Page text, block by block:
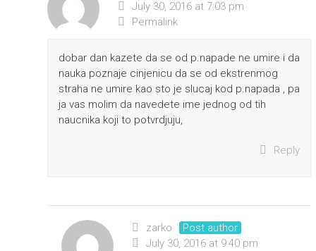
July 30, 2016 at 7:03 pm
Permalink
dobar dan kazete da se od p.napade ne umire i da
nauka poznaje cinjenicu da se od ekstrenmog
straha ne umire kao sto je slucaj kod p.napada , pa
ja vas molim da navedete ime jednog od tih
naucnika koji to potvrdjuju,
Reply
zarko
Post author
July 30, 2016 at 9:40 pm